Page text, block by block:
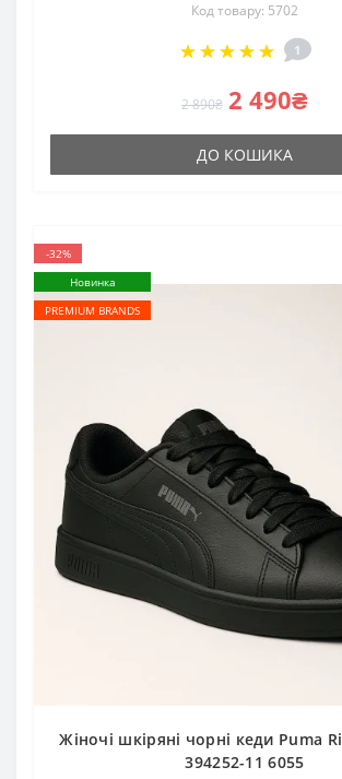
Код товару: 5702
1
2 890₴ 2 490₴
ДО КОШИКА
-32%
Новинка
PREMIUM BRANDS
Жіночі шкіряні чорні кеди Puma
394252-11 6055